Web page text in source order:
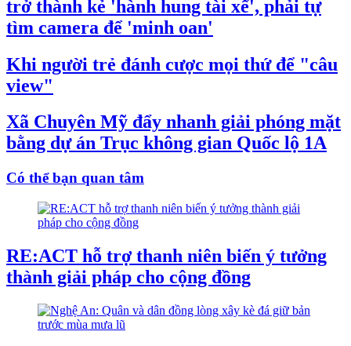
trở thành kẻ 'hành hung tài xế', phải tự
tìm camera để 'minh oan'
Khi người trẻ đánh cược mọi thứ để "câu
view"
Xã Chuyên Mỹ đẩy nhanh giải phóng mặt
bằng dự án Trục không gian Quốc lộ 1A
Có thể bạn quan tâm
RE:ACT hỗ trợ thanh niên biến ý tưởng
thành giải pháp cho cộng đồng